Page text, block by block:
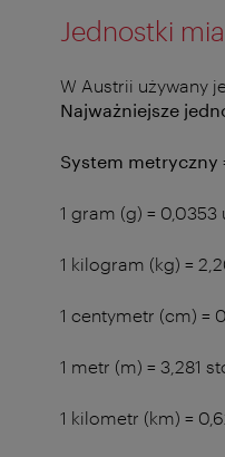
Jednostki
W Austrii używany
Najważniejsze
System metryczny
1 gram (g) = 0,0353
1 kilogram (kg) =
1 centymetr (cm) =
1 metr (m) = 3,281
1 kilometr (km) =